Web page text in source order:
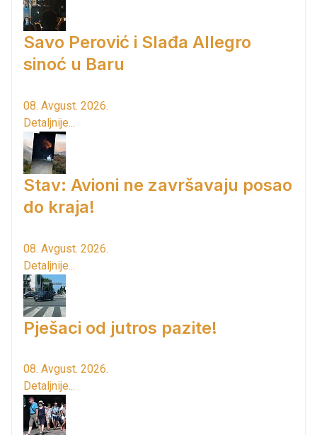
Savo Perović i Slađa Allegro
sinoć u Baru
08. Avgust. 2026.
Detaljnije...
Stav: Avioni ne završavaju posao
do kraja!
08. Avgust. 2026.
Detaljnije...
Pješaci od jutros pazite!
08. Avgust. 2026.
Detaljnije...